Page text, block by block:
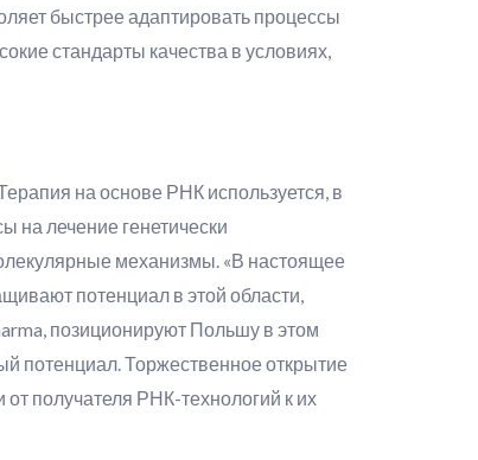
быстрее адаптировать процессы
стандарты качества в условиях,
на основе РНК используется, в
на лечение генетически
механизмы. «В настоящее
потенциал в этой области,
позиционируют Польшу в этом
потенциал. Торжественное открытие
получателя РНК-технологий к их